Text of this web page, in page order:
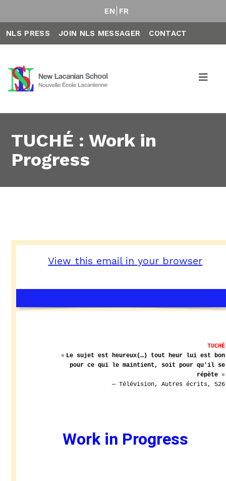
EN FR
NLS PRESS JOIN NLS MESSAGER CONTACT
TUCHÉ : Work in
Progress
View this email in your browser
TUCHÉ
« Le sujet est heureux(…) tout heur lui est bon
pour ce qui le maintient, soit pour qu'il se
répète»
— Télévision, Autres écrits, 526
Work in Progress